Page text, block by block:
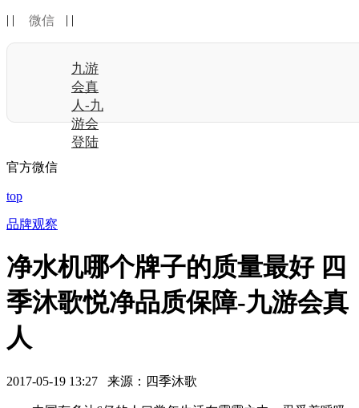
| | 微信 | |
九游
会真
人-九
游会
登陆
官方微信
top
品牌观察
净水机哪个牌子的质量最好 四
季沐歌悦净品质保障-九游会真
人
2017-05-19 13:27 来源：四季沐歌